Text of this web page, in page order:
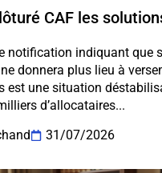
CAF les
notification indiquant que
donnera plus lieu à
est une situation
d’allocataires...
31/07/2026